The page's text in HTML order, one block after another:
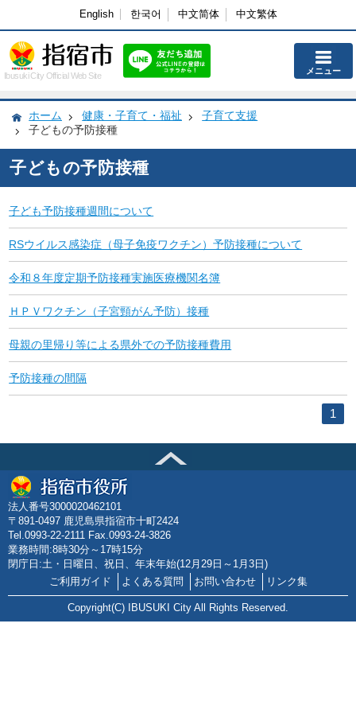
English 한국어 中文简体 中文繁体
Ibusuki City Official Web Site メニュー
ホーム 健康・子育て・福祉
子育て支援
子どもの予防接種
子どもの予防接種
子ども予防接種週間について
RSウイルス感染症（母子免疫ワクチン）予防接種について
令和８年度定期予防接種実施医療機関名簿
ＨＰＶワクチン（子宮頸がん予防）接種
母親の里帰り等による県外での予防接種費用
予防接種の間隔
1
法人番号3000020462101
〒891-0497 鹿児島県指宿市十町2424
Tel.0993-22-2111 Fax.0993-24-3826
業務時間:8時30分～17時15分
閉庁日:土・日曜日、祝日、年末年始(12月29日～1月3日)
ご利用ガイド
よくある質問 お問い合わせ リンク集
Copyright(C) IBUSUKI City All Rights Reserved.